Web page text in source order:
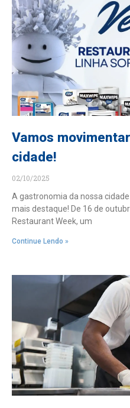
Vamos
cidade!
02/10/2025
A gastronomia da nossa
mais destaque! De 16 de
Restaurant Week, um
Continue Lendo »